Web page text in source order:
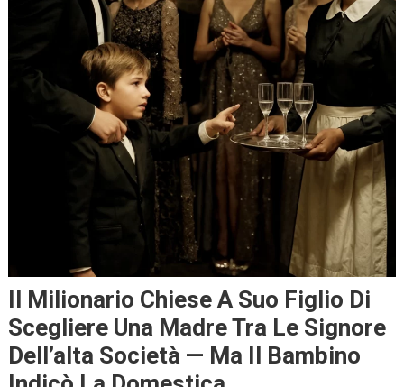
Il Milionario Chiese A Suo Figlio Di
Scegliere Una Madre Tra Le Signore
Dell’alta Società — Ma Il Bambino